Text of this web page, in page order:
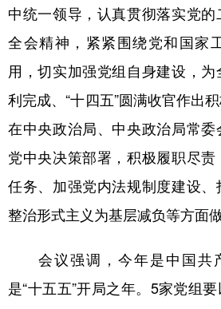
陕西 甘肃
新疆 内蒙古 黑
多语种频道
English Español
Русский язык 日
Deutsch Português
中统一领导，认真贯彻落实党的
全会精神，紧紧围绕党和国家
用，切实加强党组自身建设，
利完成、“十四五”圆满收官作出
在中央政治局、中央政治局常委
党中央决策部署，积极履职尽
任务、加强党内法规制度建设、
整治形式主义为基层减负等方面
会议强调，今年是中国共产
是“十五五”开局之年。5家党组